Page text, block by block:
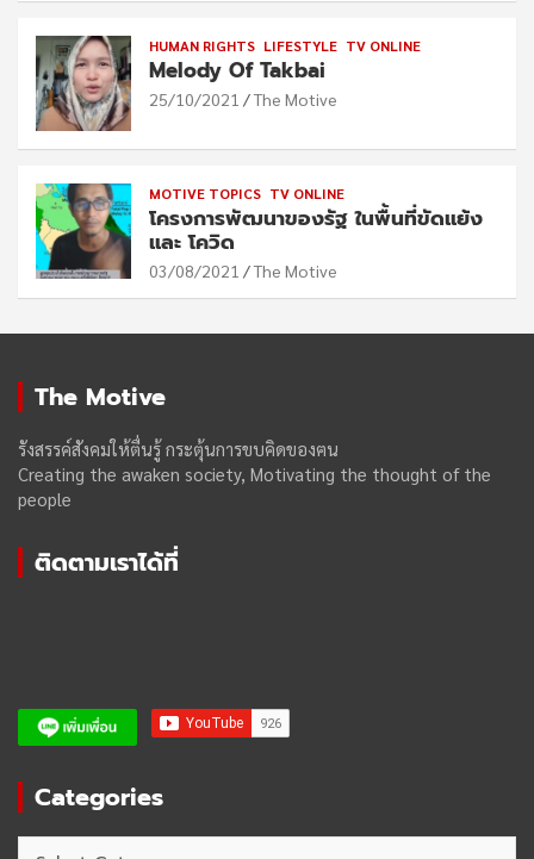
HUMAN RIGHTS LIFESTYLE TV ONLINE
Melody Of Takbai
25/10/2021 The Motive
MOTIVE TOPICS TV ONLINE
โครงการพัฒนาของรัฐ ในพื้นที่ขัดแย้ง
และ โควิด
03/08/2021 The Motive
The Motive
รังสรรค์สังคมให้ตื่นรู้ กระตุ้นการขบคิดของฅน
Creating the awaken society, Motivating the thought of the
people
ติดตามเราได้ที่
Categories